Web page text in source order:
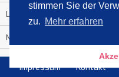
stimmen Sie der
zu. Mehr erfahren
Libri und Media Control
Medienquiz:
Deutschlands Jahrescharts
Impressum Kontakt